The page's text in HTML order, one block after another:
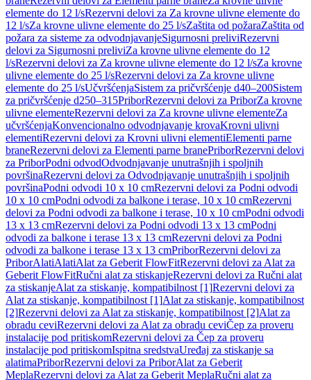
elemente do 12 l/sRezervni delovi za Za krovne ulivne elemente do
12 l/sZa krovne ulivne elemente do 25 l/sZaštita od požaraZaštita od
požara za sisteme za odvodnjavanjeSigurnosni preliviRezervni
delovi za Sigurnosni preliviZa krovne ulivne elemente do 12
l/sRezervni delovi za Za krovne ulivne elemente do 12 l/sZa krovne
ulivne elemente do 25 l/sRezervni delovi za Za krovne ulivne
elemente do 25 l/sUčvršćenjaSistem za pričvršćenje d40–200Sistem
za pričvršćenje d250–315PriborRezervni delovi za PriborZa krovne
ulivne elementeRezervni delovi za Za krovne ulivne elementeZa
učvršćenjaKonvencionalno odvodnjavanje krovaKrovni ulivni
elementiRezervni delovi za Krovni ulivni elementiElementi parne
braneRezervni delovi za Elementi parne branePriborRezervni delovi
za PriborPodni odvodOdvodnjavanje unutrašnjih i spoljnih
površinaRezervni delovi za Odvodnjavanje unutrašnjih i spoljnih
površinaPodni odvodi 10 x 10 cmRezervni delovi za Podni odvodi
10 x 10 cmPodni odvodi za balkone i terase, 10 x 10 cmRezervni
delovi za Podni odvodi za balkone i terase, 10 x 10 cmPodni odvodi
13 x 13 cmRezervni delovi za Podni odvodi 13 x 13 cmPodni
odvodi za balkone i terase 13 x 13 cmRezervni delovi za Podni
odvodi za balkone i terase 13 x 13 cmPriborRezervni delovi za
PriborAlatiAlatiAlat za Geberit FlowFitRezervni delovi za Alat za
Geberit FlowFitRučni alat za stiskanjeRezervni delovi za Ručni alat
za stiskanjeAlat za stiskanje, kompatibilnost [1]Rezervni delovi za
Alat za stiskanje, kompatibilnost [1]Alat za stiskanje, kompatibilnost
[2]Rezervni delovi za Alat za stiskanje, kompatibilnost [2]Alat za
obradu ceviRezervni delovi za Alat za obradu ceviČep za proveru
instalacije pod pritiskomRezervni delovi za Čep za proveru
instalacije pod pritiskomIspitna sredstvaUređaj za stiskanje sa
alatimaPriborRezervni delovi za PriborAlat za Geberit
MeplaRezervni delovi za Alat za Geberit MeplaRučni alat za